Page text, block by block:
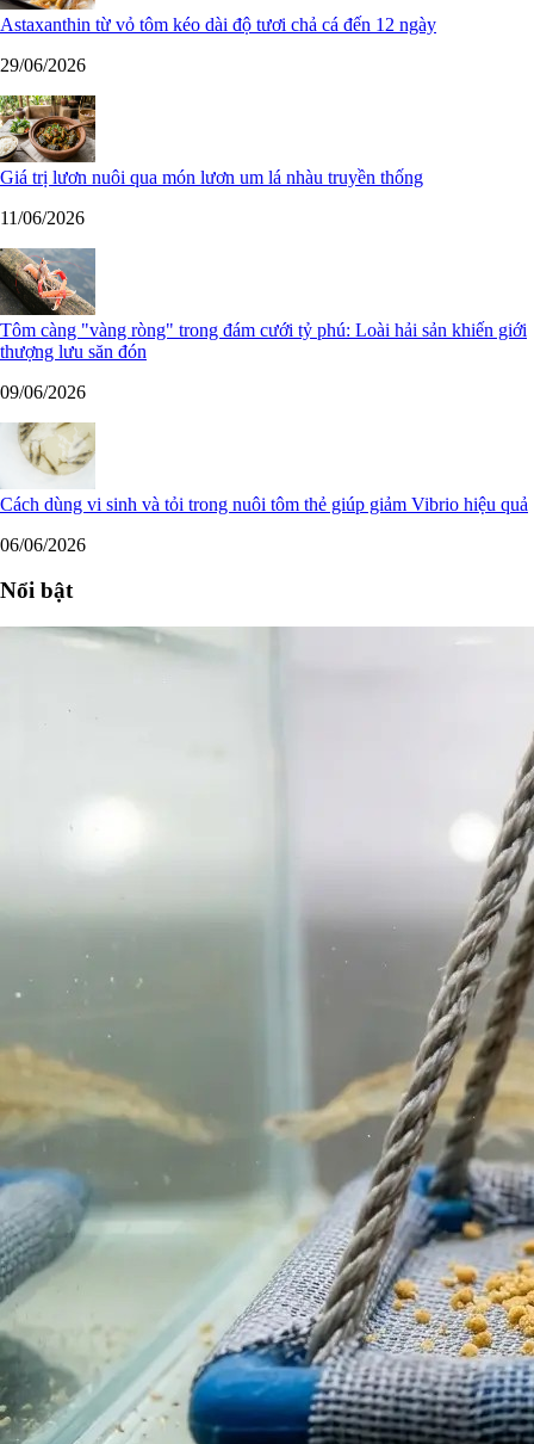
Astaxanthin từ vỏ tôm kéo dài độ tươi chả cá đến 12 ngày
29/06/2026
Giá trị lươn nuôi qua món lươn um lá nhàu truyền thống
11/06/2026
Tôm càng "vàng ròng" trong đám cưới tỷ phú: Loài hải sản khiến giới
thượng lưu săn đón
09/06/2026
Cách dùng vi sinh và tỏi trong nuôi tôm thẻ giúp giảm Vibrio hiệu quả
06/06/2026
Nổi bật